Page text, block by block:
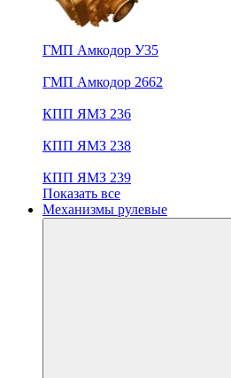
ГМП Амкодор У35
ГМП Амкодор 2662
КПП ЯМЗ 236
КПП ЯМЗ 238
КПП ЯМЗ 239
Показать все
Механизмы рулевые